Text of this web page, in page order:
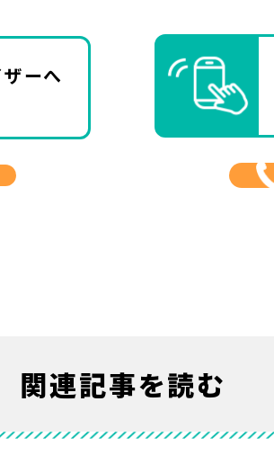
ーへ
関連記事を読む